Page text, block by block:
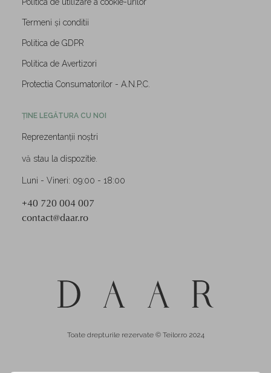
Termeni și conditii
Politica de GDPR
Politica de Avertizori
Protectia Consumatorilor - A.N.P.C.
ȚINE LEGĂTURA CU NOI
Reprezentanții noștri
vă stau la dispozitie.
Luni - Vineri: 09:00 - 18:00
+40 720 004 007
contact@daar.ro
Toate drepturile rezervate © Teilor.ro 2024